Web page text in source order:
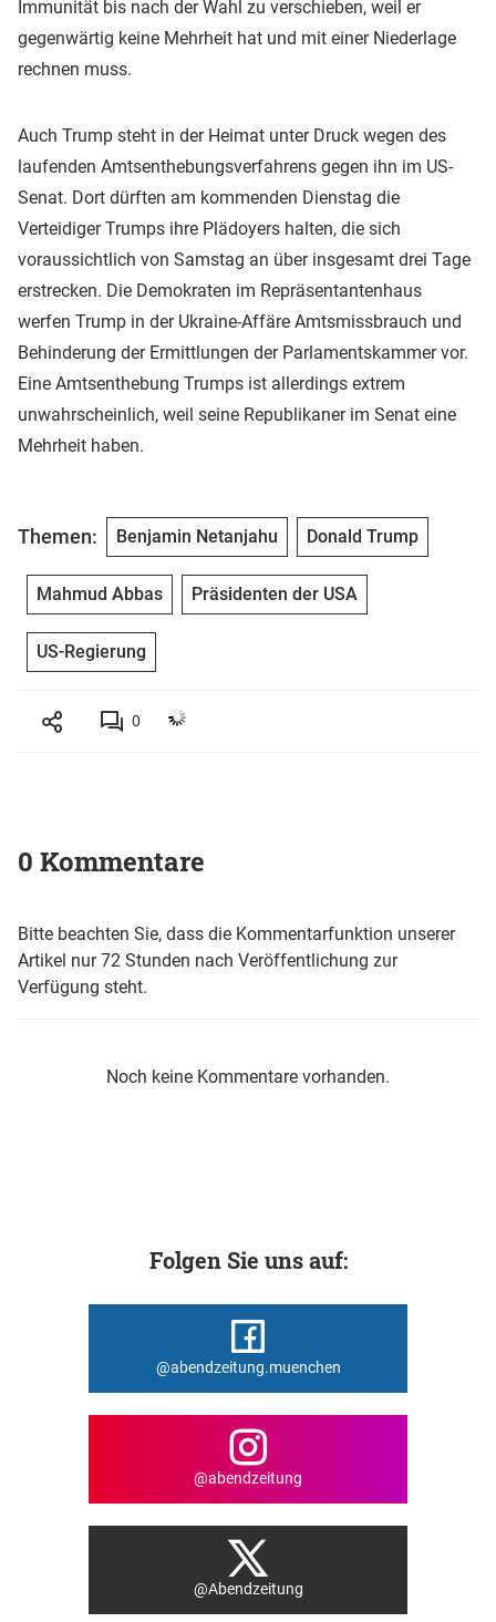
Immunität bis nach der Wahl zu verschieben, weil er
gegenwärtig keine Mehrheit hat und mit einer Niederlage
rechnen muss.
Auch Trump steht in der Heimat unter Druck wegen des
laufenden Amtsenthebungsverfahrens gegen ihn im US-
Senat. Dort dürften am kommenden Dienstag die
Verteidiger Trumps ihre Plädoyers halten, die sich
voraussichtlich von Samstag an über insgesamt drei Tage
erstrecken. Die Demokraten im Repräsentantenhaus
werfen Trump in der Ukraine-Affäre Amtsmissbrauch und
Behinderung der Ermittlungen der Parlamentskammer vor.
Eine Amtsenthebung Trumps ist allerdings extrem
unwahrscheinlich, weil seine Republikaner im Senat eine
Mehrheit haben.
Themen: Benjamin Netanjahu Donald Trump
Mahmud Abbas Präsidenten der USA
US-Regierung
0
0 Kommentare
Bitte beachten Sie, dass die Kommentarfunktion unserer
Artikel nur 72 Stunden nach Veröffentlichung zur
Verfügung steht.
Noch keine Kommentare vorhanden.
Folgen Sie uns auf:
@abendzeitung.muenchen
@abendzeitung
@Abendzeitung